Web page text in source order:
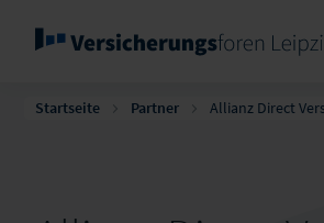
Startseite Partner Allianz Direct